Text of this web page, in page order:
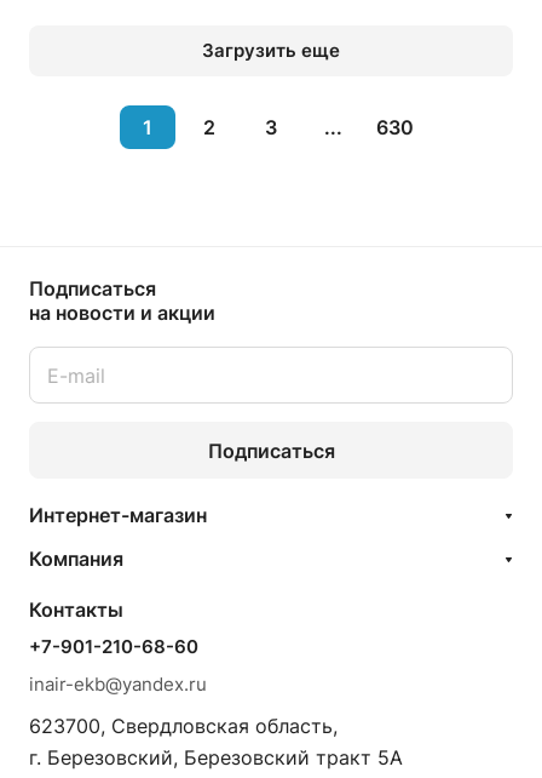
Загрузить еще
1 2 3 ... 630
Подписаться
на новости и акции
Подписаться
Интернет-магазин
Компания
Контакты
+7-901-210-68-60
inair-ekb@yandex.ru
623700, Свердловская область,
г. Березовский, Березовский тракт 5А